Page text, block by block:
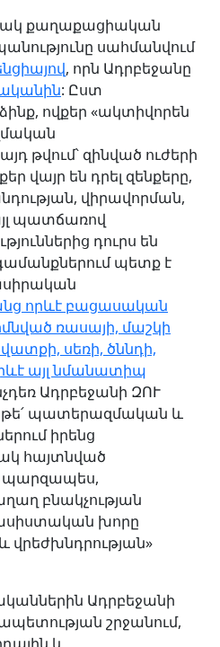
քաղաքացիական
սահմանվում
, որն Ադրբեջանը
: Ըստ
ովքեր «ակտիվորեն
թվում՝ զինված ուժերի
վայր են դրել զենքերը,
վիրավորման,
պատճառով
դուրս են
պետք է
որևէ բացասական
ռասայի, մաշկի
սեռի, ծննդի,
այլ նմանատիպ
Ադրբեջանի ԶՈՒ
թե՛ պատերազմական և
իրենց
հայտնված
պարզապես,
բնակչության
խորը
վրեժխնդրության»
Ադրբեջանի
շրջանում,